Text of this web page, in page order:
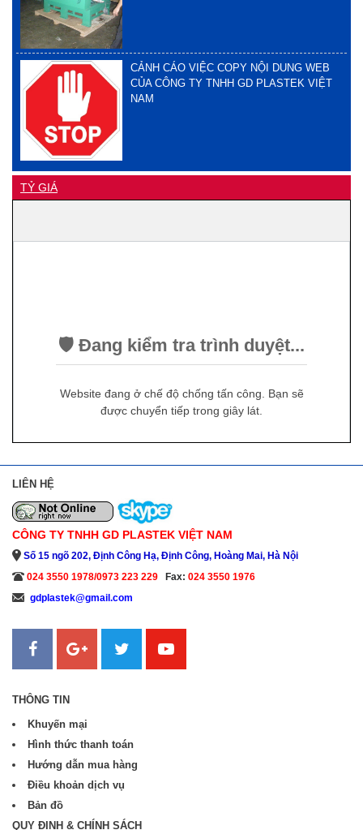
CẢNH CÁO VIỆC COPY NỘI DUNG WEB
CỦA CÔNG TY TNHH GD PLASTEK VIỆT
NAM
TỶ GIÁ
LIÊN HỆ
CÔNG TY TNHH GD PLASTEK VIỆT NAM
Số 15 ngõ 202, Định Công Hạ, Định Công, Hoàng Mai, Hà Nội
024 3550 1978/0973 223 229
Fax: 024 3550 1976
gdplastek@gmail.com
THÔNG TIN
Khuyến mại
Hình thức thanh toán
Hướng dẫn mua hàng
Điều khoản dịch vụ
Bản đồ
QUY ĐỊNH & CHÍNH SÁCH